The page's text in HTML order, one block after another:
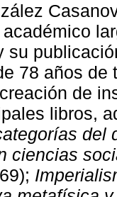
su
78 años
de
libros,
del
ciencias